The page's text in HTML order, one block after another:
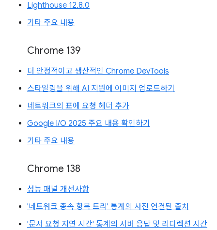
Lighthouse 12.8.0
기타 주요 내용
Chrome 139
더 안정적이고 생산적인 Chrome DevTools
스타일링을 위해 AI 지원에 이미지 업로드하기
네트워크의 표에 요청 헤더 추가
Google I/O 2025 주요 내용 확인하기
기타 주요 내용
Chrome 138
성능 패널 개선사항
'네트워크 종속 항목 트리' 통계의 사전 연결된 출처
'문서 요청 지연 시간' 통계의 서버 응답 및 리디렉션 시간